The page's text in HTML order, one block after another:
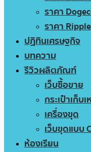
ราคา
ราคา
ปฏิทินเศรษฐกิจ
บทความ
รีวิวผลิตภัณฑ์
เว็บซื้อขาย
กระเป๋าเก็บ
เครื่องขุด
เว็บขุดแบบ
ห้องเรียน